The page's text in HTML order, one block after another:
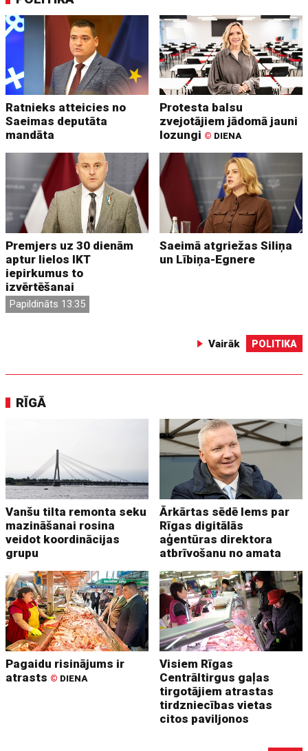
Ratnieks atteicies no
Saeimas deputāta
mandāta
Protesta balsu
zvejotājiem jādomā jauni
lozungi © DIENA
Premjers uz 30 dienām
aptur lielos IKT
iepirkumus to
izvērtēšanai
Papildināts 13:35
Saeimā atgriežas Siliņa
un Lībiņa-Egnere
Vairāk POLITIKA
RĪGĀ
Vanšu tilta remonta seku
mazināšanai rosina
veidot koordinācijas
grupu
Ārkārtas sēdē lems par
Rīgas digitālās
aģentūras direktora
atbrīvošanu no amata
Pagaidu risinājums ir
atrasts © DIENA
Visiem Rīgas
Centrāltirgus gaļas
tirgotājiem atrastas
tirdzniecības vietas
citos paviljonos